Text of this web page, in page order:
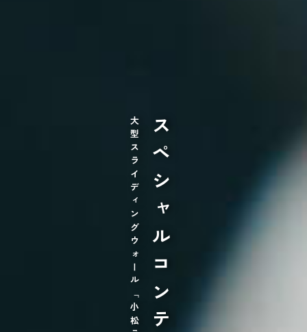
スペシャルコンテンツ